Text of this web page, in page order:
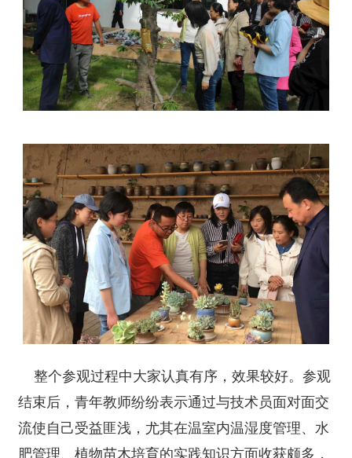
整个参观过程中大家认真有序，效果较好。 参观
结束后， 青年教师纷纷表示通过与技术员面对面交
流使自己受益匪浅，尤其在温室内温湿度管理、水
肥管理、植物苗木培育的实践知识方面收获颇多，